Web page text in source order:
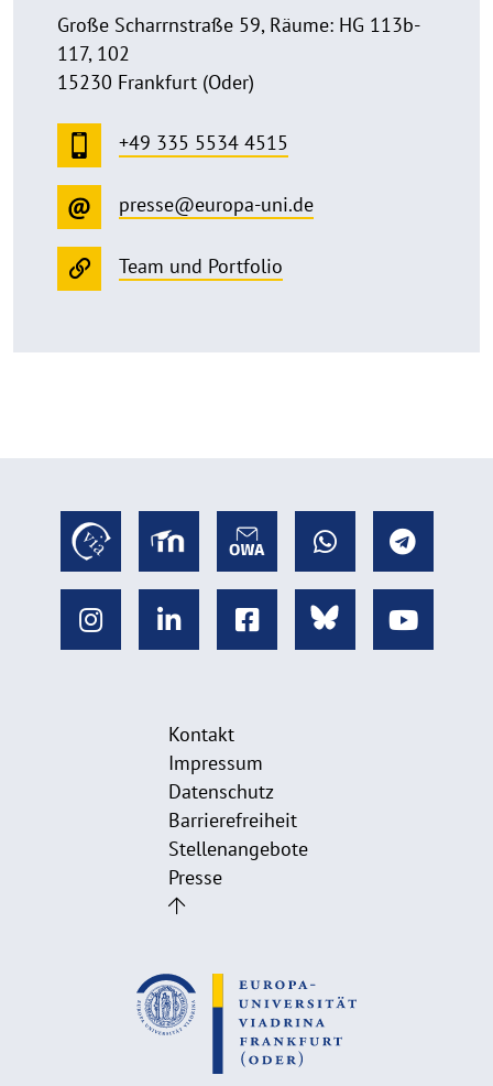
Große Scharrnstraße 59, Räume: HG 113b-
117, 102
15230 Frankfurt (Oder)
+49 335 5534 4515
presse@europa-uni.de
Team und Portfolio
Kontakt
Impressum
Datenschutz
Barrierefreiheit
Stellenangebote
Presse